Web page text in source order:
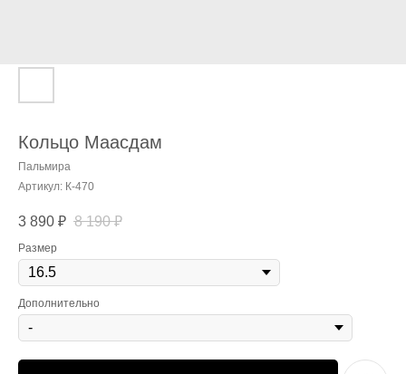
Кольцо Маасдам
Пальмира
Артикул: К-470
3 890 ₽ 8 190 ₽
Размер
Дополнительно